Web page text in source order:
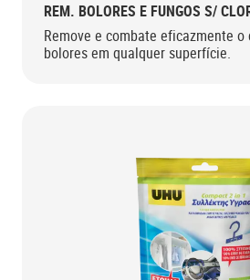
REM. BOLORES E FUNGOS S/
Remove e combate eficazmente
bolores em qualquer superfície.